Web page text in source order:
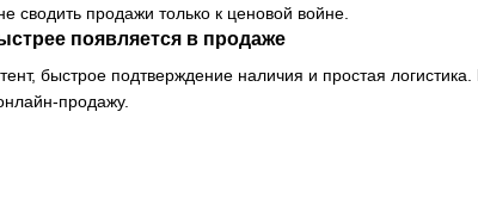
сводить продажи только к ценовой войне.
появляется в продаже
быстрое подтверждение наличия и простая логистика.
продажу.